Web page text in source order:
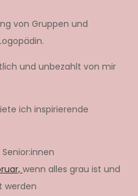
von Gruppen und
und unbezahlt von mir
ich inspirierende
wenn alles grau ist und
werden